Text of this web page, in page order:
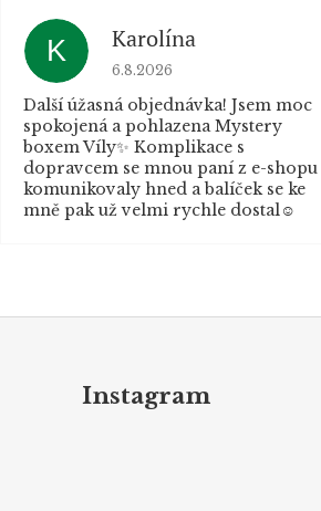
K Karolína
Hodnocení obchodu je 5
6.8.2026
Další úžasná objednávka! Jsem moc
spokojená a pohlazena Mystery
boxem Víly✨ Komplikace s
dopravcem se mnou paní z e-shopu
komunikovaly hned a balíček se ke
mně pak už velmi rychle dostal☺️
Instagram